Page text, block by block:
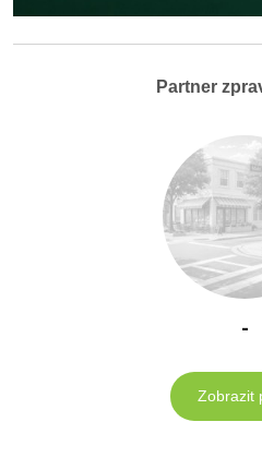
Partner
-
Zobrazit